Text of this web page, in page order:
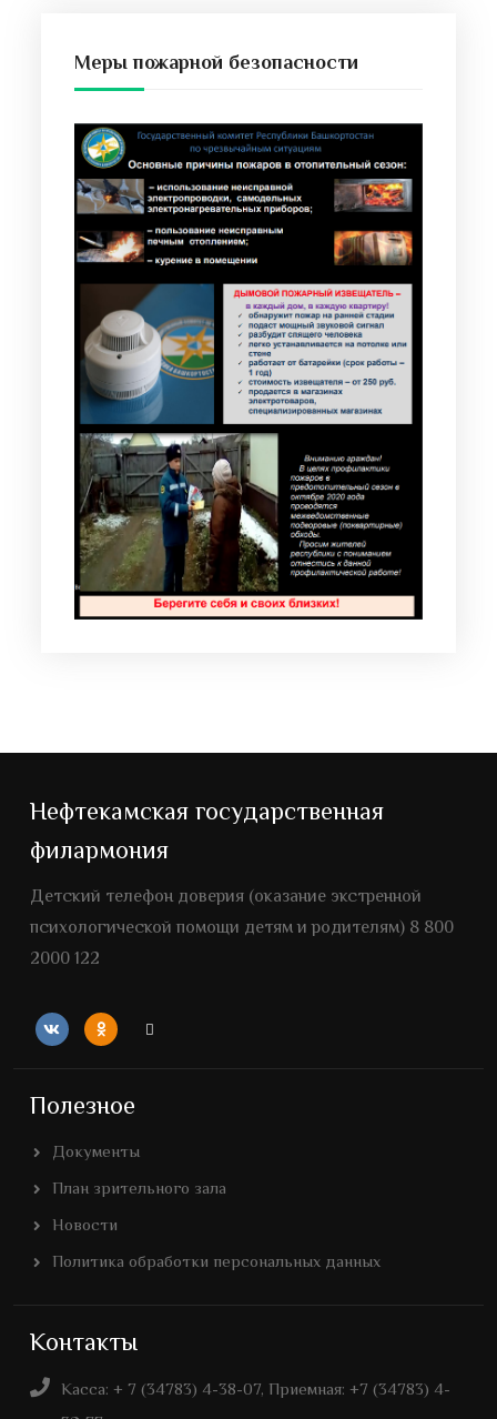
Меры пожарной безопасности
Нефтекамская государственная
филармония
Детский телефон доверия (оказание экстренной
психологической помощи детям и родителям) 8 800
2000 122
Полезное
Документы
План зрительного зала
Новости
Политика обработки персональных данных
Контакты
Касса: + 7 (34783) 4-38-07, Приемная: +7 (34783) 4-